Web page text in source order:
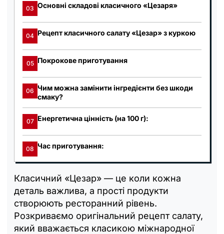
03 Основні складові класичного «Цезаря»
04 Рецепт класичного салату «Цезар» з куркою
05 Покрокове приготування
06 Чим можна замінити інгредієнти без шкоди
смаку?
07 Енергетична цінність (на 100 г):
08 Час приготування:
Класичний «Цезар» — це коли кожна
деталь важлива, а прості продукти
створюють ресторанний рівень.
Розкриваємо оригінальний рецепт салату,
який вважається класикою міжнародної